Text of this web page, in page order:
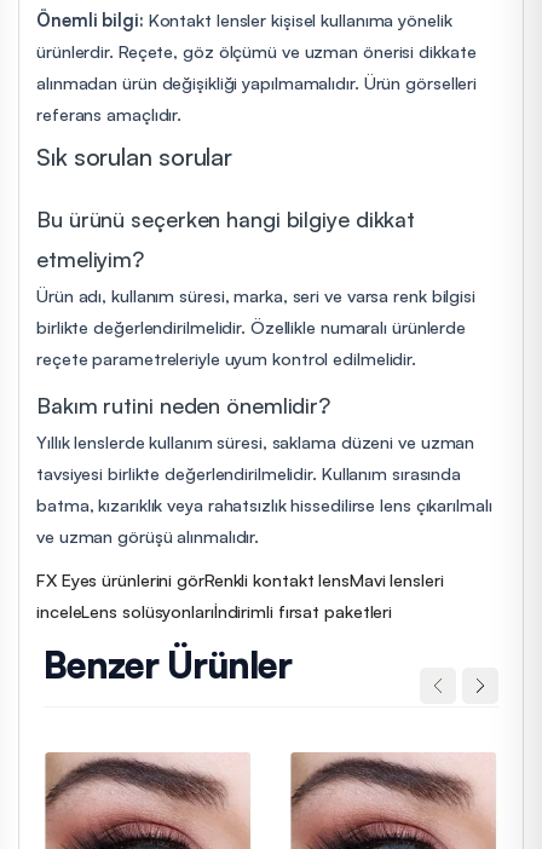
Önemli bilgi: Kontakt lensler kişisel kullanıma yönelik
ürünlerdir. Reçete, göz ölçümü ve uzman önerisi dikkate
alınmadan ürün değişikliği yapılmamalıdır. Ürün görselleri
referans amaçlıdır.
Sık sorulan sorular
Bu ürünü seçerken hangi bilgiye dikkat
etmeliyim?
Ürün adı, kullanım süresi, marka, seri ve varsa renk bilgisi
birlikte değerlendirilmelidir. Özellikle numaralı ürünlerde
reçete parametreleriyle uyum kontrol edilmelidir.
Bakım rutini neden önemlidir?
Yıllık lenslerde kullanım süresi, saklama düzeni ve uzman
tavsiyesi birlikte değerlendirilmelidir. Kullanım sırasında
batma, kızarıklık veya rahatsızlık hissedilirse lens çıkarılmalı
ve uzman görüşü alınmalıdır.
FX Eyes ürünlerini görRenkli kontakt lensMavi lensleri
inceleLens solüsyonlarıİndirimli fırsat paketleri
Benzer Ürünler